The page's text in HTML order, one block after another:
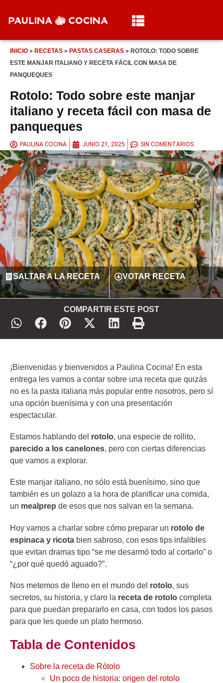
INICIO » RECETAS » PASTAS CASERAS » ROTOLO: TODO SOBRE
ESTE MANJAR ITALIANO Y RECETA FÁCIL CON MASA DE
PANQUEQUES
Rotolo: Todo sobre este manjar
italiano y receta fácil con masa de
panqueques
PAULINA COCINA JUNIO 21, 2025 SIN COMENTARIOS
SALTAR A LA RECETA VOTAR RECETA
COMPARTIR ESTE POST
¡Bienvenidas y bienvenidos a Paulina Cocina! En esta
entrega les vamos a contar sobre una receta que quizás
no es la pasta italiana más popular entre nosotros, pero sí
una opción buenísima y con una presentación
espectacular.
Estamos hablando del rotolo, una especie de rollito,
parecido a los canelones, pero con ciertas diferencias
que vamos a explorar.
Este manjar italiano, no sólo está buenísimo, sino que
también es un golazo a la hora de planificar una comida,
un mealprep de esos que nos salvan en la semana.
Hoy vamos a charlar sobre cómo preparar un rotolo de
espinaca y ricota bien sabroso, con esos tips infalibles
que evitan dramas tipo “se me desarmó todo al cortarlo” o
“¿por qué quedó aguado?”.
Nos metemos de lleno en el mundo del rotolo, sus
secretos, su historia, y claro la receta de rotolo completa
para que puedan prepararlo en casa, con todos los pasos
para que les quede un plato hermoso.
Tabla de Contenidos
Sobre la receta de Rótolo
Un poco de historia: origen del rotolo